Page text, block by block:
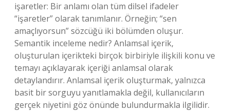
işaretler: Bir anlamı olan tüm dilsel ifadeler
“işaretler” olarak tanımlanır. Örneğin; “sen
amaçlıyorsun” sözcüğü iki bölümden oluşur.
Semantik inceleme nedir? Anlamsal içerik,
oluşturulan içerikteki birçok birbiriyle ilişkili konu ve
temayı açıklayarak içeriği anlamsal olarak
detaylandırır. Anlamsal içerik oluşturmak, yalnızca
basit bir sorguyu yanıtlamakla değil, kullanıcıların
gerçek niyetini göz önünde bulundurmakla ilgilidir.